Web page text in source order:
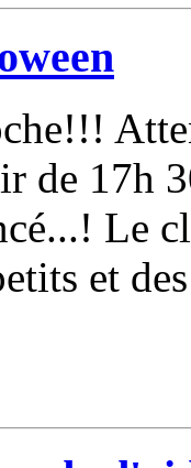
de 17h
Le
et